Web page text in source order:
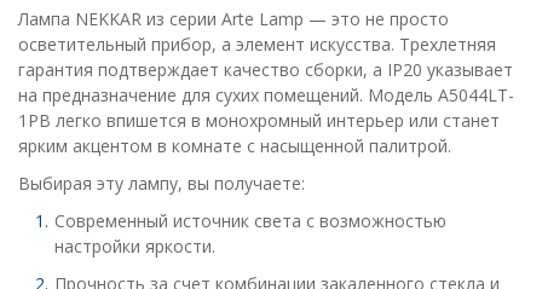
Лампа NEKKAR из серии Arte Lamp — это не просто
осветительный прибор, а элемент искусства. Трехлетняя
гарантия подтверждает качество сборки, а IP20 указывает
на предназначение для сухих помещений. Модель A5044LT-
1PB легко впишется в монохромный интерьер или станет
ярким акцентом в комнате с насыщенной палитрой.
Выбирая эту лампу, вы получаете:
Современный источник света с возможностью
настройки яркости.
Прочность за счет комбинации закаленного стекла и